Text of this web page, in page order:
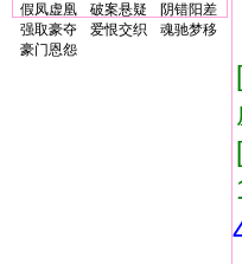
假凤虚凰
破案悬疑
阴错阳差
强取豪夺
爱恨交织
魂驰梦移
豪门恩怨